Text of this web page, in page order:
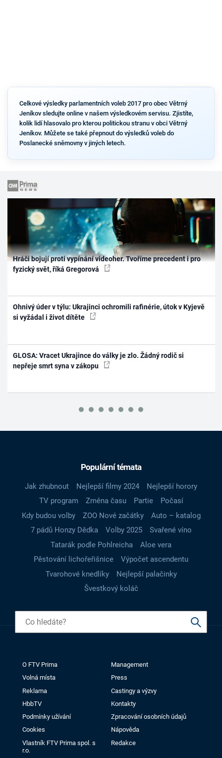
Celkové výsledky parlamentních voleb 2017 pro obec Větrný
Jeníkov sledujte online v našem výsledkovém servisu. Zjistíte,
kolik lidí hlasovalo pro kterou politickou stranu v obci Větrný
Jeníkov. Můžete se také přepnout do výsledků voleb do
Poslanecké sněmovny v jiných letech.
Hráči bojují proti vypínání videoher. Tvoříme precedent i pro
fyzický svět, říká Gregorová
Ohnivý úder v týlu: Ukrajinci ochromili rafinérie, útok v Kyjevě
si vyžádal i život dítěte
GLOSA: Vracet Ukrajince do války je zlo. Žádný rodič si
nepřeje smrt syna v zákopu
Populární témata
Jak zhubnout Nejlepší filmy 2024
Nejlepší horory
TV program
Změna času Partie
Počasí
Kdy budou volby
ZOO Nové začátky
Auto – katalog
7 pádů Honzy Dědka
Volby 2025
Svařené víno
Tatarák podle Pohlreicha
Aloe vera
Pěstování lichořeřišnice
Výpočet ascendentu
Tvarohové knedlíky
Nejlepší palačinky
Švestkový koláč
O FTV Prima
Management
Volná místa
Press
Reklama
Castingy a výzvy
HbbTV
Kontakty
Podmínky užívání
Zpracování osobních údajů
Cookies
Nápověda
Vlastník FTV Prima spol. s
r.o.
Redakce